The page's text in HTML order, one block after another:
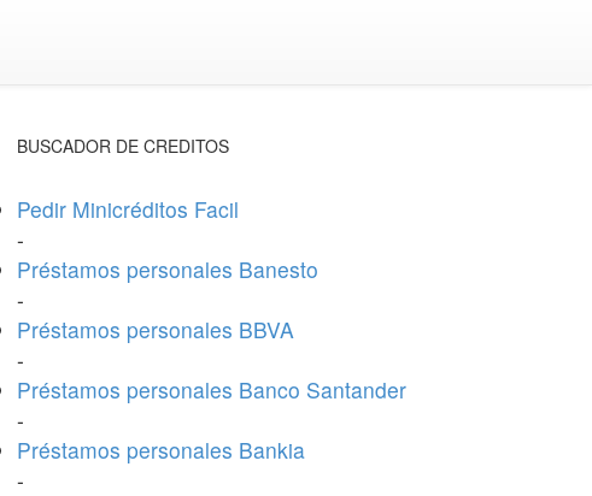
BUSCADOR DE CREDITOS
Pedir Minicréditos Facil
-
Préstamos personales Banesto
-
Préstamos personales BBVA
-
Préstamos personales Banco Santander
-
Préstamos personales Bankia
-